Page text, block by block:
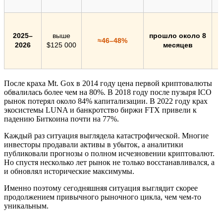
2025–
2026
выше
$125 000
≈46–48%
прошло около 8
месяцев
После краха Mt. Gox в 2014 году цена первой криптовалюты
обвалилась более чем на 80%. В 2018 году после пузыря ICO
рынок потерял около 84% капитализации. В 2022 году крах
экосистемы LUNA и банкротство биржи FTX привели к
падению Биткоина почти на 77%.
Каждый раз ситуация выглядела катастрофической. Многие
инвесторы продавали активы в убыток, а аналитики
публиковали прогнозы о полном исчезновении криптовалют.
Но спустя несколько лет рынок не только восстанавливался, а
и обновлял исторические максимумы.
Именно поэтому сегодняшняя ситуация выглядит скорее
продолжением привычного рыночного цикла, чем чем-то
уникальным.